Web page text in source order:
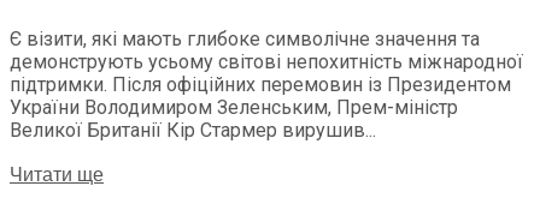
Є візити, які мають глибоке символічне значення та
демонструють усьому світові непохитність міжнародної
підтримки. Після офіційних перемовин із Президентом
України Володимиром Зеленським, Прем-міністр
Великої Британії Кір Стармер вирушив...
Читати ще